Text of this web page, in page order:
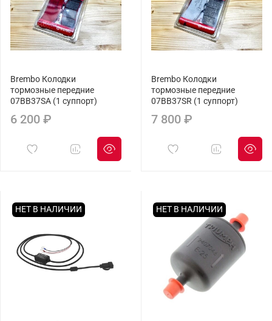
Brembo Колодки
тормозные передние
07BB37SA (1 суппорт)
6 200 ₽
Brembo Колодки
тормозные передние
07BB37SR (1 суппорт)
7 800 ₽
НЕТ В НАЛИЧИИ НЕТ В НАЛИЧИИ